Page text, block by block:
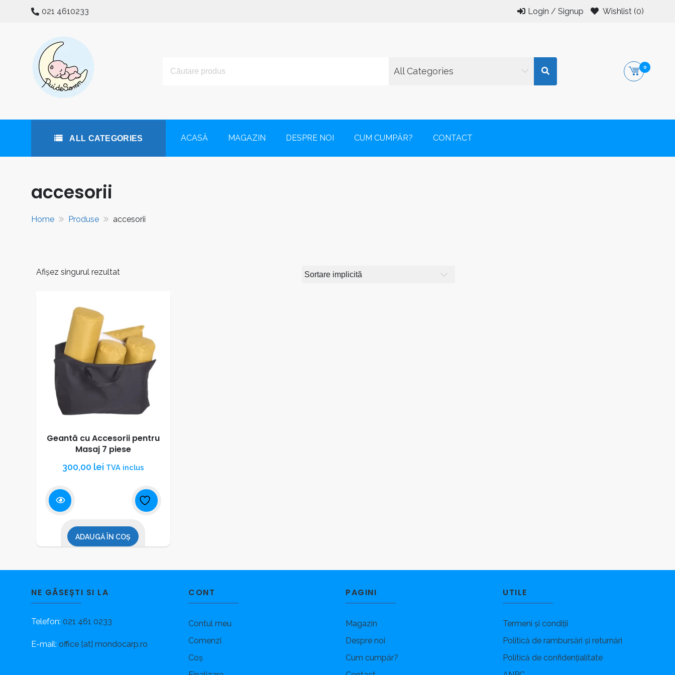
021 4610233 Login / Signup Wishlist (0)
All Categories 0
ALL CATEGORIES ACASĂ MAGAZIN DESPRE NOI CUM CUMPĂR? CONTACT
accesorii
Home Produse accesorii
Afișez singurul rezultat
Geantă cu Accesorii pentru
Masaj 7 piese
300,00 lei TVA inclus
ADAUGĂ ÎN COȘ
NE GĂSEȘTI SI LA
Telefon: 021 461 0233
E-mail: office [at] mondocarp.ro
CONT
Contul meu
Comenzi
Coș
PAGINI
Magazin
Despre noi
Cum cumpăr?
UTILE
Termeni și condiții
Politică de rambursări și returnări
Politică de confidențialitate
All Categories